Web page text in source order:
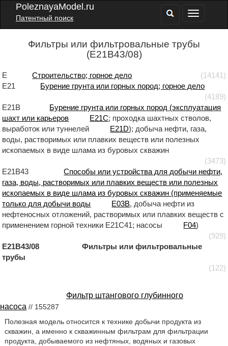
PoleznayaModel.ru
Патентный поиск
Фильтры или фильтровальные трубы
(E21B43/08)
E Строительство; горное дело
(14141)
E21
Бурение грунта или горных пород; горное дело
(4189)
E21B
Бурение грунта или горных пород (эксплуатация
шахт или карьеров
E21C; проходка шахтных стволов,
выработок или туннелей
E21D); добыча нефти, газа,
воды, растворимых или плавких веществ или полезных
ископаемых в виде шлама из буровых скважин
(3473)
E21B43
Способы или устройства для добычи нефти,
газа, воды, растворимых или плавких веществ или полезных
ископаемых в виде шлама из буровых скважин (применяемые
только для добычи воды
E03B, добыча нефти из
нефтеносных отложений, растворимых или плавких веществ с
применением горной техники E21C41; насосы
F04)
(929)
E21B43/08 Фильтры или фильтровальные
трубы
(122)
Фильтр штангового глубинного
насоса // 155287
Полезная модель относится к технике добычи продукта из
скважин, а именно к скважинным фильтрам для фильтрации
продукта, добываемого из нефтяных, водяных и газовых